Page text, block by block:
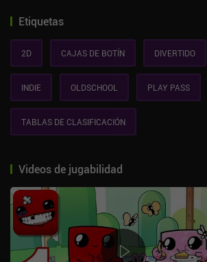
Etiquetas
2D CAJAS DE BOTÍN DIVERTIDO
INDIE OLDSCHOOL PLAY PASS
TABLAS DE CLASIFICACIÓN
Videos de jugabilidad